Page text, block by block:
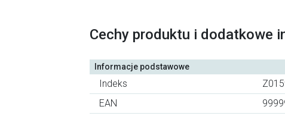
Cechy produktu i dodatkowe
Informacje podstawowe
Indeks
EAN